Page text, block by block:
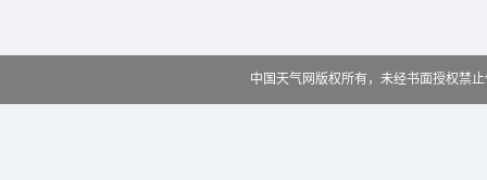
中国天气网版权所有，未经书面授权